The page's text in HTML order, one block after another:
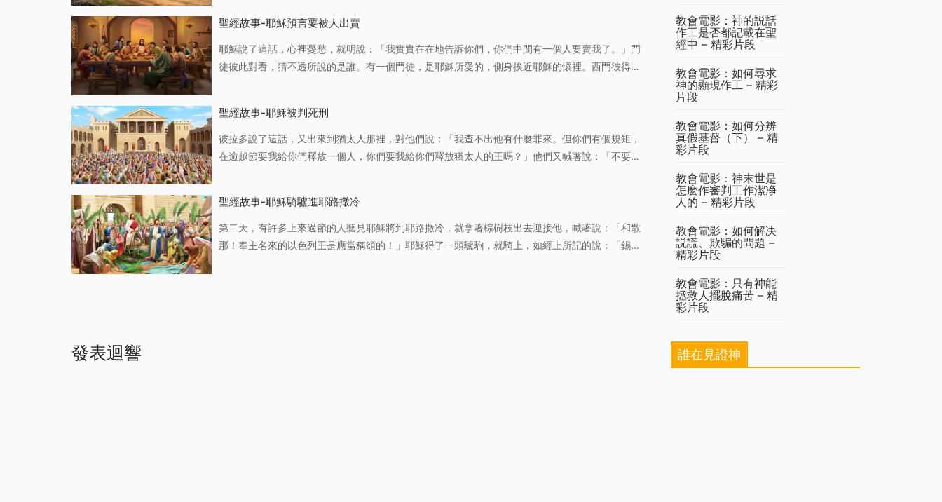
聖經故事-耶穌預言要被人出賣
耶穌說了這話，心裡憂愁，就明說：「我實實在在地告訴你們，你們中間有一個人要賣我了。」門
徒彼此對看，猜不透所說的是誰。有一個門徒，是耶穌所愛的，側身挨近耶穌的懷裡。西門彼得點
聖經故事-耶穌被判死刑
彼拉多說了這話，又出來到猶太人那裡，對他們說：「我查不出他有什麼罪來。但你們有個規矩，
在逾越節要我給你們釋放一個人，你們要我給你們釋放猶太人的王嗎？」他們又喊著說：「不要這
聖經故事-耶穌騎驢進耶路撒冷
第二天，有許多上來過節的人聽見耶穌將到耶路撒冷，就拿著棕樹枝出去迎接他，喊著說：「和散
那！奉主名來的以色列王是應當稱頌的！」耶穌得了一頭驢駒，就騎上，如經上所記的說：「錫安
發表迴響
教會電影：神的説話
作工是否都記載在聖
經中 – 精彩片段
教會電影：如何尋求
神的顯現作工 – 精彩
片段
教會電影：如何分辨
真假基督（下） – 精
彩片段
教會電影：神末世是
怎麽作審判工作潔净
人的 – 精彩片段
教會電影：如何解决
説謊、欺騙的問題 –
精彩片段
教會電影：只有神能
拯救人擺脫痛苦 – 精
彩片段
誰在見證神